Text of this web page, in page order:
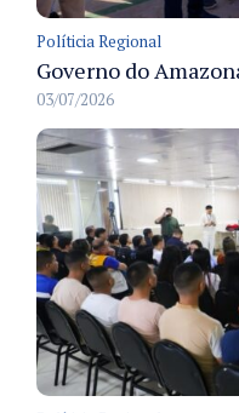
Políticia Regional
03/07/2026